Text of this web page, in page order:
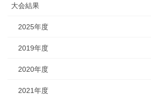
大会結果
2025年度
2019年度
2020年度
2021年度